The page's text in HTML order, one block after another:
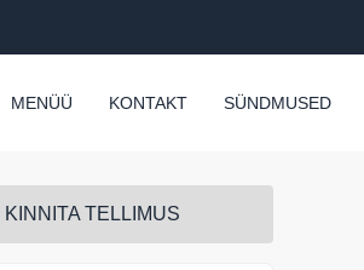
MENÜÜ KONTAKT SÜNDMUSED
KINNITA TELLIMUS